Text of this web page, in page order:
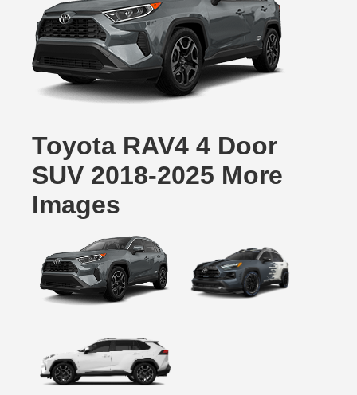
Toyota RAV4 4 Door
SUV 2018-2025 More
Images